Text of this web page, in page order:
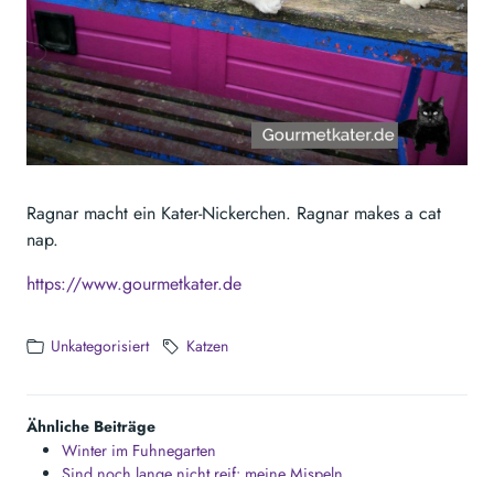
Ragnar macht ein Kater-Nickerchen. Ragnar makes a cat
nap.
https://www.gourmetkater.de
Unkategorisiert Katzen
Ähnliche Beiträge
Winter im Fuhnegarten